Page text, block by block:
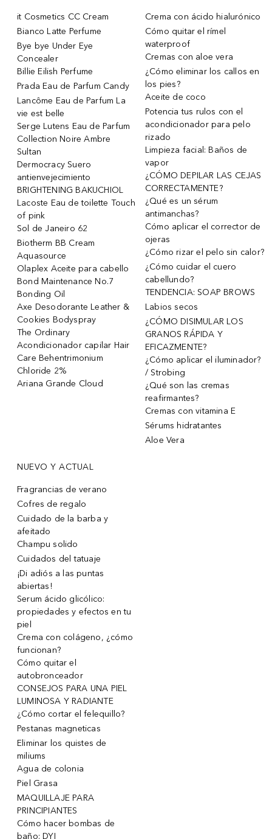
it Cosmetics CC Cream
Bianco Latte Perfume
Bye bye Under Eye
Concealer
Billie Eilish Perfume
Prada Eau de Parfum Candy
Lancôme Eau de Parfum La
vie est belle
Serge Lutens Eau de Parfum
Collection Noire Ambre
Sultan
Dermocracy Suero
antienvejecimiento
BRIGHTENING BAKUCHIOL
Lacoste Eau de toilette Touch
of pink
Sol de Janeiro 62
Biotherm BB Cream
Aquasource
Olaplex Aceite para cabello
Bond Maintenance No.7
Bonding Oil
Axe Desodorante Leather &
Cookies Bodyspray
The Ordinary
Acondicionador capilar Hair
Care Behentrimonium
Chloride 2%
Ariana Grande Cloud
Crema con ácido hialurónico
Cómo quitar el rímel
waterproof
Cremas con aloe vera
¿Cómo eliminar los callos en
los pies?
Aceite de coco
Potencia tus rulos con el
acondicionador para pelo
rizado
Limpieza facial: Baños de
vapor
¿CÓMO DEPILAR LAS CEJAS
CORRECTAMENTE?
¿Qué es un sérum
antimanchas?
Cómo aplicar el corrector de
ojeras
¿Cómo rizar el pelo sin calor?
¿Cómo cuidar el cuero
cabellundo?
TENDENCIA: SOAP BROWS
Labios secos
¿CÓMO DISIMULAR LOS
GRANOS RÁPIDA Y
EFICAZMENTE?
¿Cómo aplicar el iluminador?
/ Strobing
¿Qué son las cremas
reafirmantes?
Cremas con vitamina E
Sérums hidratantes
Aloe Vera
NUEVO Y ACTUAL
Fragrancias de verano
Cofres de regalo
Cuidado de la barba y
afeitado
Champu solido
Cuidados del tatuaje
¡Di adiós a las puntas
abiertas!
Serum ácido glicólico:
propiedades y efectos en tu
piel
Crema con colágeno, ¿cómo
funcionan?
Cómo quitar el
autobronceador
CONSEJOS PARA UNA PIEL
LUMINOSA Y RADIANTE
¿Cómo cortar el felequillo?
Pestanas magneticas
Eliminar los quistes de
miliums
Agua de colonia
Piel Grasa
MAQUILLAJE PARA
PRINCIPIANTES
Cómo hacer bombas de
baño: DYI